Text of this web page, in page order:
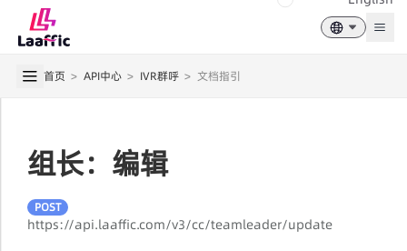
首页 > API中心 > IVR群呼 > 文档指引
组长：编辑
POST
https://api.laaffic.com/v3/cc/teamleader/update